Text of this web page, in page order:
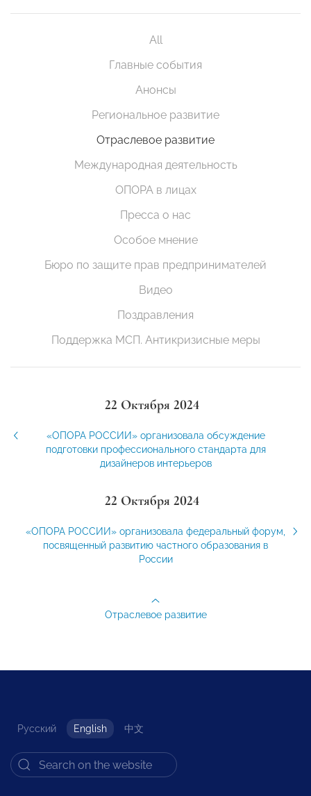
All
Главные события
Анонсы
Региональное развитие
Отраслевое развитие
Международная деятельность
ОПОРА в лицах
Пресса о нас
Особое мнение
Бюро по защите прав предпринимателей
Видео
Поздравления
Поддержка МСП. Антикризисные меры
22 Октября 2024
«ОПОРА РОССИИ» организовала обсуждение
подготовки профессионального стандарта для
дизайнеров интерьеров
22 Октября 2024
«ОПОРА РОССИИ» организовала федеральный форум,
посвященный развитию частного образования в
России
Отраслевое развитие
Русский English 中文